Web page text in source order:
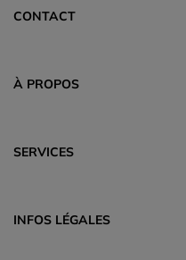
CONTACT
À PROPOS
SERVICES
INFOS LÉGALES